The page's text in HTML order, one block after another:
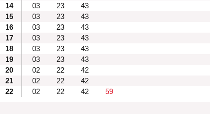
14
03 23
43
15
03 23
43
16
03 23
43
17
03 23
43
18
03 23
43
19
03 23
43
20
02 22
42
21
02 22
42
22
02 22 42 59